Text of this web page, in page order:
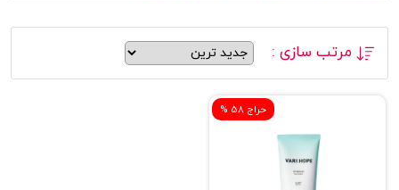
مرتب سازی :
% حراج 58